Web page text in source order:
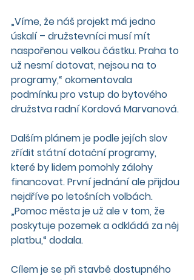
„Víme, že náš projekt má jedno
úskalí – družstevníci musí mít
naspořenou velkou částku. Praha to
už nesmí dotovat, nejsou na to
programy,“ okomentovala
podmínku pro vstup do bytového
družstva radní Kordová Marvanová.
Dalším plánem je podle jejích slov
zřídit státní dotační programy,
které by lidem pomohly zálohy
financovat. První jednání ale přijdou
nejdříve po letošních volbách.
„Pomoc města je už ale v tom, že
poskytuje pozemek a odkládá za něj
platbu,“ dodala.
Cílem je se při stavbě dostupného